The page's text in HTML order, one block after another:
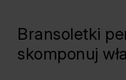
Bransoletki
skomponuj